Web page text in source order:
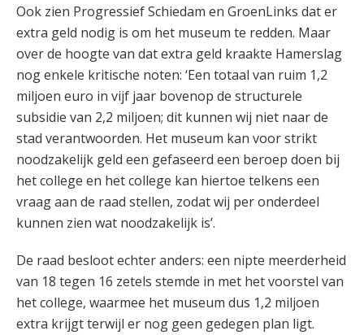
Ook zien Progressief Schiedam en GroenLinks dat er
extra geld nodig is om het museum te redden. Maar
over de hoogte van dat extra geld kraakte Hamerslag
nog enkele kritische noten: ‘Een totaal van ruim 1,2
miljoen euro in vijf jaar bovenop de structurele
subsidie van 2,2 miljoen; dit kunnen wij niet naar de
stad verantwoorden. Het museum kan voor strikt
noodzakelijk geld een gefaseerd een beroep doen bij
het college en het college kan hiertoe telkens een
vraag aan de raad stellen, zodat wij per onderdeel
kunnen zien wat noodzakelijk is’.
De raad besloot echter anders: een nipte meerderheid
van 18 tegen 16 zetels stemde in met het voorstel van
het college, waarmee het museum dus 1,2 miljoen
extra krijgt terwijl er nog geen gedegen plan ligt.